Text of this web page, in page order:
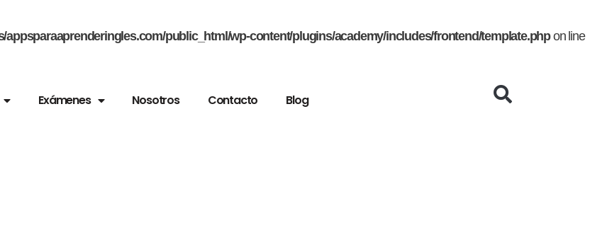
appsparaaprenderingles.com/public_html/wp-content/plugins/academy/includes/frontend/template.phpon line
Exámenes Nosotros Contacto Blog